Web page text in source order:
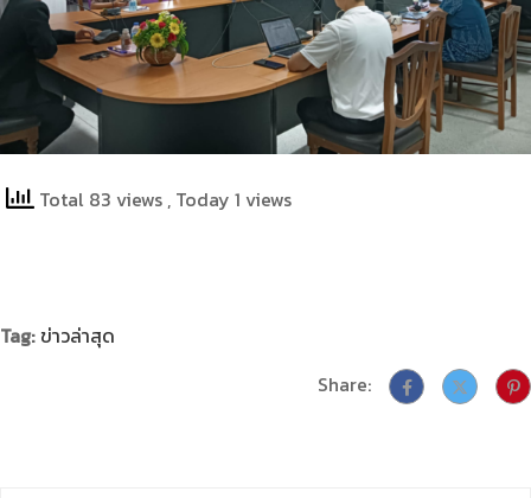
Total 83 views , Today 1 views
Tag: ข่าวล่าสุด
Share: